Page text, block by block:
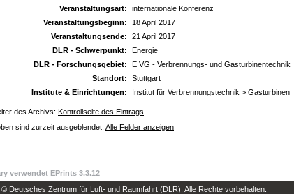
Veranstaltungsart:
internationale Konferenz
Veranstaltungsbeginn:
18 April 2017
Veranstaltungsende:
21 April 2017
DLR - Schwerpunkt:
Energie
DLR - Forschungsgebiet:
E VG - Verbrennungs- und Gasturbinentechnik
Standort:
Stuttgart
Institute & Einrichtungen:
Institut für Verbrennungstechnik > Gasturbinen
des Archivs: Kontrollseite des Eintrags
sind zurzeit ausgeblendet: Alle Felder anzeigen
verwendet EPrints 3.3.12
Deutsches Zentrum für Luft- und Raumfahrt (DLR). Alle Rechte vorbehalten.